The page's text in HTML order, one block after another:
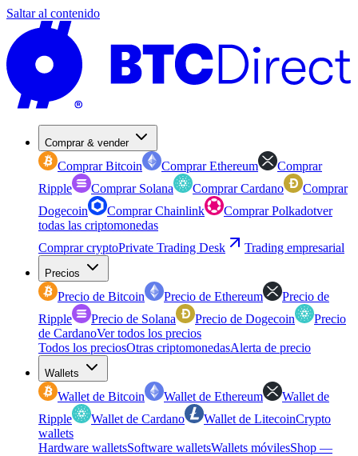
Saltar al contenido
Comprar & vender
Comprar Bitcoin Comprar Ethereum
Comprar
Ripple
Comprar Solana Comprar Cardano
Comprar
Dogecoin
Comprar Chainlink Comprar Polkadotver
todas las criptomonedas
Comprar cryptoPrivate Trading Desk Trading empresarial
Precios
Precio de Bitcoin Precio de Ethereum
Precio de
Ripple
Precio de Solana Precio de Dogecoin
Precio
de CardanoVer todos los precios
Todos los preciosOtras criptomonedasAlerta de precio
Wallets
Wallet de Bitcoin Wallet de Ethereum
Wallet de
Ripple
Wallet de Cardano Wallet de LitecoinCrypto
wallets
Hardware walletsSoftware walletsWallets móvilesShop —